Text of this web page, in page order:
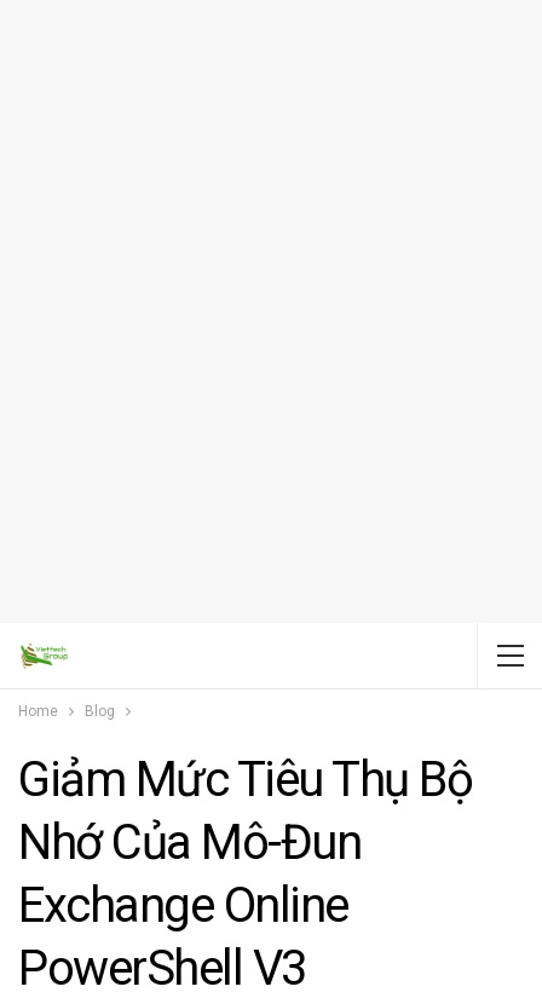
Home Blog
Giảm Mức Tiêu Thụ Bộ
Nhớ Của Mô-Đun
Exchange Online
PowerShell V3